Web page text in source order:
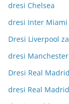
dresi Chelsea
dresi Inter Miami
Dresi Liverpool
dresi
Dresi Real
dresi Real